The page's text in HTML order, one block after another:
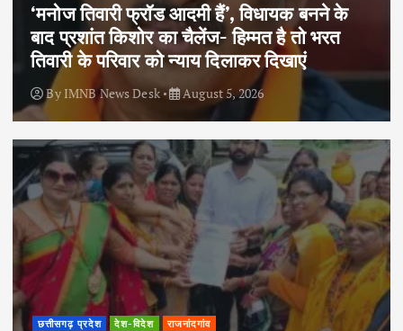
‘मनोज तिवारी फ्रॉड आदमी हैं’, विधायक बनने के
बाद प्रशांत किशोर का चैलेंज- हिम्मत है तो भरत
तिवारी के परिवार को न्याय दिलाकर दिखाएं
By IMNB News Desk August 5, 2026
छत्तीसगढ़ प्रदेश देश-विदेश राजनांदगांव